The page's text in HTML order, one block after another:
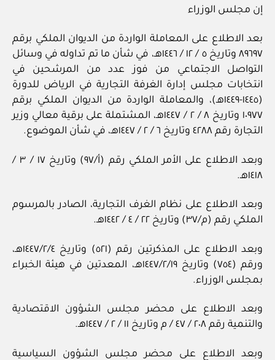
إن مجلس الوزراء
بعد الاطلاع على المعاملة الواردة من الديوان الملكي برقم
٨٩٦٩٧ وتاريخ ٥ / ١٢ / ١٤٤٦هـ، في شأن ما تم تداوله في وسائل
التواصل الاجتماعي من فوز عدد من المرشحين في
انتخابات مجلس إدارة الغرفة التجارية في الرياض للدورة
(١٤٤٥-١٤٤٩هـ)، والمعاملة الواردة من الديوان الملكي برقم
١٠٩٧٧ وتاريخ ٨ / ٢ / ١٤٤٧هـ، المشتملة على برقية معالي وزير
التجارة رقم ٤٢٨٨ وتاريخ ٦ / ٢ / ١٤٤٧هـ، في شأن الموضوع.
وبعد الاطلاع على الأمر الملكي رقم (أ/٩٧) وتاريخ ١٧ / ٣ /
١٤١٨هـ.
وبعد الاطلاع على نظام الغرف التجارية، الصادر بالمرسوم
الملكي رقم (م/٣٧) وتاريخ ٢٢ / ٤ / ١٤٤٢هـ.
وبعد الاطلاع على المذكرتين رقم (٥٢١) وتاريخ ١٤٤٧/٢/٤هـ،
ورقم (٧٥٤) وتاريخ ١٤٤٧/٢/١٩هـ، المعدتين في هيئة الخبراء
بمجلس الوزراء.
وبعد الاطلاع على محضر مجلس الشؤون الاقتصادية
والتنمية رقم ٢٠٨ / ٤٧ / م وتاريخ ١١ / ٢ / ١٤٤٧هـ.
وبعد الاطلاع على محضر مجلس الشؤون السياسية